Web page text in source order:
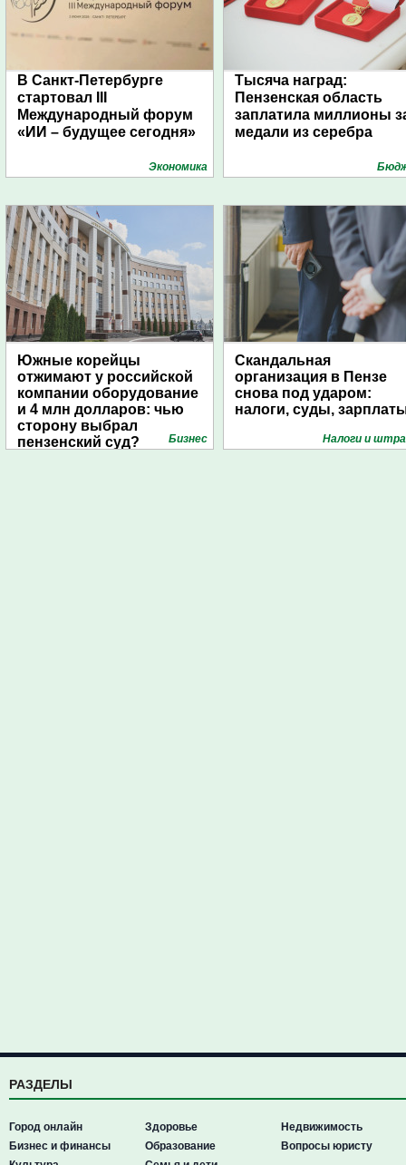
В Санкт-Петербурге
стартовал III
Международный форум
«ИИ – будущее сегодня»
Экономика
Тысяча наград:
Пензенская область
заплатила миллионы
медали из серебра
Южные корейцы
отжимают у российской
компании оборудование
и 4 млн долларов: чью
сторону выбрал
пензенский суд?
Бизнес
Скандальная
организация в Пензе
снова под ударом:
налоги, суды,
Налоги и
РАЗДЕЛЫ
Город онлайн
Бизнес и финансы
Здоровье
Образование
Недвижимость
Вопросы юристу